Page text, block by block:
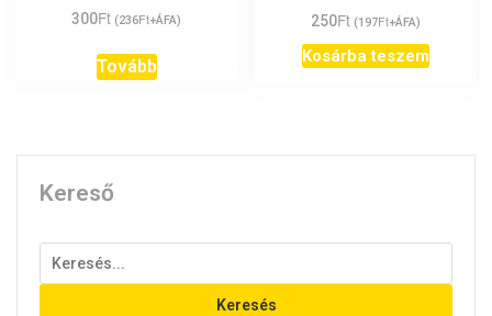
300Ft (236Ft+ÁFA)
Tovább
250Ft (197Ft+ÁFA)
Kosárba teszem
Kereső
Keresés